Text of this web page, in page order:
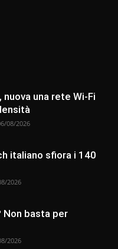
nuova una rete Wi-Fi
08/2026
italiano sfiora i 140
2026
basta per
2026